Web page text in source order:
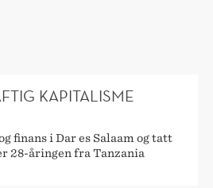
KAPITALISME
finans i Dar es Salaam og tatt
28-åringen fra Tanzania